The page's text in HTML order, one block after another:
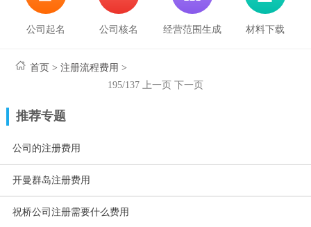
公司起名 公司核名 经营范围生成 材料下载
首页 >注册流程费用 >
195/137
上一页 下一页
推荐专题
公司的注册费用
开曼群岛注册费用
祝桥公司注册需要什么费用